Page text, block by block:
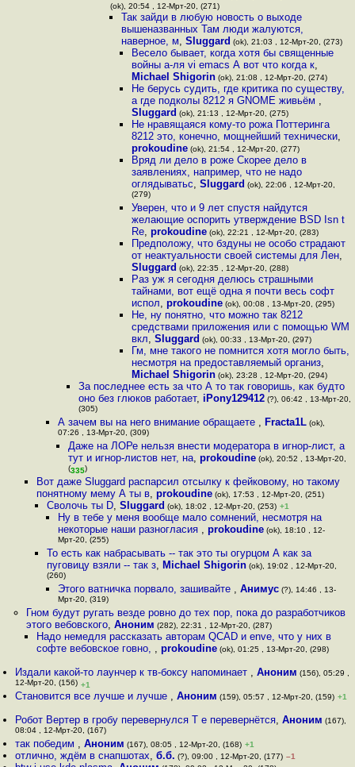
(ok), 20:54 , 12-Мрт-20, (271)
Так зайди в любую новость о выходе
вышеназванных Там люди жалуются,
наверное, м, Sluggard (ok), 21:03 , 12-Мрт-20, (273)
Весело бывает, когда хотя бы священные
войны а-ля vi emacs А вот что когда к,
Michael Shigorin(ok), 21:08 , 12-Мрт-20, (274)
Не берусь судить, где критика по существу,
а где подколы 8212 я GNOME живьём ,
Sluggard (ok), 21:13 , 12-Мрт-20, (275)
Не нравящаяся кому-то рожа Поттеринга
8212 это, конечно, мощнейший технически,
prokoudine(ok), 21:54 , 12-Мрт-20, (277)
Вряд ли дело в роже Скорее дело в
заявлениях, например, что не надо
оглядыватьс, Sluggard (ok), 22:06 , 12-Мрт-20,
(279)
Уверен, что и 9 лет спустя найдутся
желающие оспорить утверждение BSD Isn t
Re, prokoudine(ok), 22:21 , 12-Мрт-20, (283)
Предположу, что бздуны не особо страдают
от неактуальности своей системы для Лен,
Sluggard (ok), 22:35 , 12-Мрт-20, (288)
Раз уж я сегодня делюсь страшными
тайнами, вот ещё одна я почти весь софт
испол, prokoudine(ok), 00:08 , 13-Мрт-20, (295)
Не, ну понятно, что можно так 8212
средствами приложения или с помощью WM
вкл, Sluggard (ok), 00:33 , 13-Мрт-20, (297)
Гм, мне такого не помнится хотя могло быть,
несмотря на предоставляемый организ,
Michael Shigorin(ok), 23:28 , 12-Мрт-20, (294)
За последнее есть за что А то так говоришь, как будто
оно без глюков работает, iPony129412 (?), 06:42 , 13-Мрт-20,
(305)
А зачем вы на него внимание обращаете , Fracta1L(ok),
07:26 , 13-Мрт-20, (309)
Даже на ЛОРе нельзя внести модератора в игнор-лист, а
тут и игнор-листов нет, на, prokoudine(ok), 20:52 , 13-Мрт-20,
(335)
Вот даже Sluggard распарсил отсылку к фейковому, но такому
понятному мему А ты в, prokoudine(ok), 17:53 , 12-Мрт-20, (251)
Сволочь ты D,Sluggard (ok), 18:02 , 12-Мрт-20, (253) +1
Ну в тебе у меня вообще мало сомнений, несмотря на
некоторые наши разногласия , prokoudine(ok), 18:10 , 12-
Мрт-20, (255)
То есть как набрасывать -- так это ты огурцом А как за
пуговицу взяли -- так з, Michael Shigorin (ok), 19:02 , 12-Мрт-20,
(260)
Этого ватничка порвало, зашивайте , Анимус(?), 14:46 , 13-
Мрт-20, (319)
Гном будут ругать везде ровно до тех пор, пока до разработчиков
этого вебовского, Аноним (282), 22:31 , 12-Мрт-20, (287)
Надо немедля рассказать авторам QCAD и enve, что у них в
софте вебовское говно, , prokoudine(ok), 01:25 , 13-Мрт-20, (298)
Издали какой-то лаунчер к тв-боксу напоминает ,Аноним (156), 05:29 ,
12-Мрт-20, (156) +1
Становится все лучше и лучше ,Аноним (159), 05:57 , 12-Мрт-20, (159) +1
Робот Вертер в гробу перевернулся Т е перевернётся,Аноним (167),
08:04 , 12-Мрт-20, (167)
так победим ,Аноним (167), 08:05 , 12-Мрт-20, (168) +1
отлично, ждём в снапшотах,б.б. (?), 09:00 , 12-Мрт-20, (177) –1